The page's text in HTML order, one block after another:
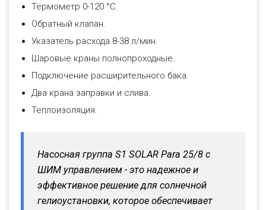
Термометр 0-120 °С.
Обратный клапан.
Указатель расхода 8-38 л/мин.
Шаровые краны полнопроходные.
Подключение расширительного бака.
Два крана заправки и слива.
Теплоизоляция.
Насосная группа S1 SOLAR Para 25/8 с
ШИМ управлением - это надежное и
эффективное решение для солнечной
гелиоустановки, которое обеспечивает